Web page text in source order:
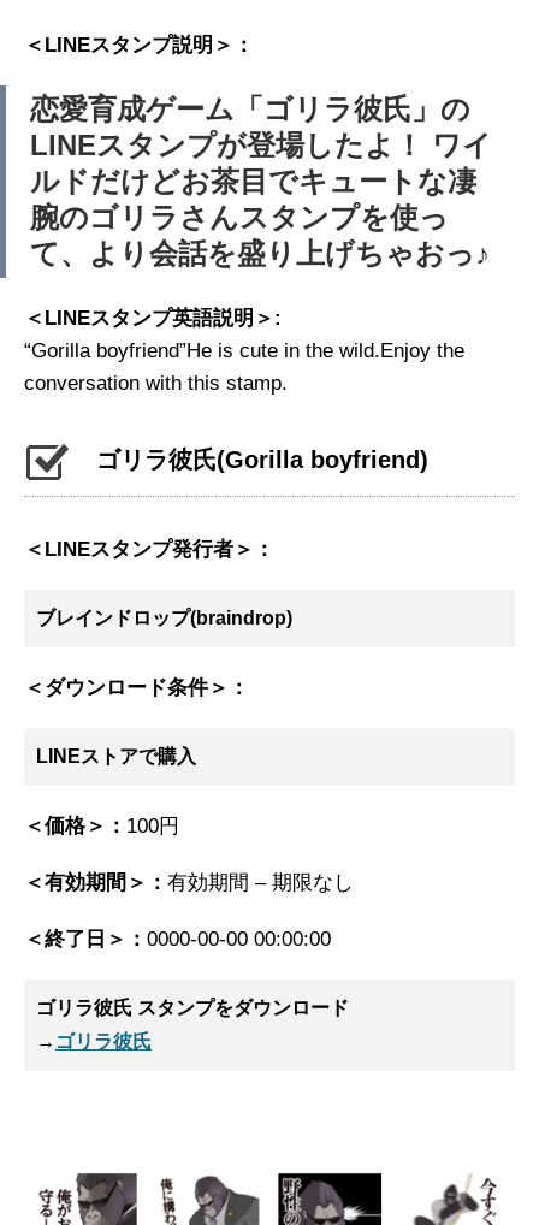
＜LINEスタンプ説明＞：
恋愛育成ゲーム「ゴリラ彼氏」の
LINEスタンプが登場したよ！ ワイ
ルドだけどお茶目でキュートな凄
腕のゴリラさんスタンプを使っ
て、より会話を盛り上げちゃおっ♪
＜LINEスタンプ英語説明＞:
“Gorilla boyfriend”He is cute in the wild.Enjoy the
conversation with this stamp.
ゴリラ彼氏(Gorilla boyfriend)
＜LINEスタンプ発行者＞：
ブレインドロップ(braindrop)
＜ダウンロード条件＞：
LINEストアで購入
＜価格＞： 100円
＜有効期間＞： 有効期間 – 期限なし
＜終了日＞： 0000-00-00 00:00:00
ゴリラ彼氏 スタンプをダウンロード
→ ゴリラ彼氏